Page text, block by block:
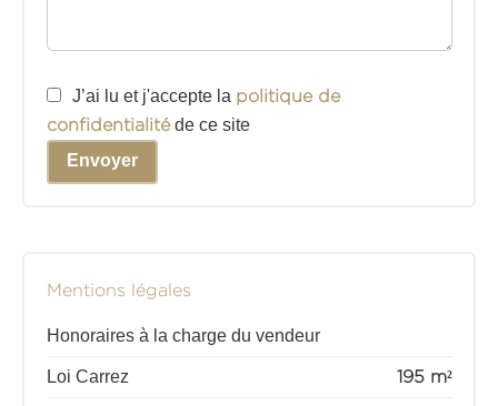
J’ai lu et j'accepte la politique de
confidentialitéde ce site
Envoyer
Mentions légales
Honoraires à la charge du vendeur
Loi Carrez 195 m²